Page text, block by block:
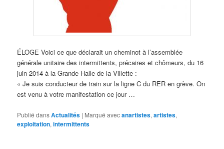
ÉLOGE Voici ce que déclarait un cheminot à l’assemblée
générale unitaire des intermittents, précaires et chômeurs, du 16
juin 2014 à la Grande Halle de la Villette :
« Je suis conducteur de train sur la ligne C du RER en grève. On
est venu à votre manifestation ce jour …
Publié dansActualités | Marqué avecanartistes,artistes,
exploitation,intermittents